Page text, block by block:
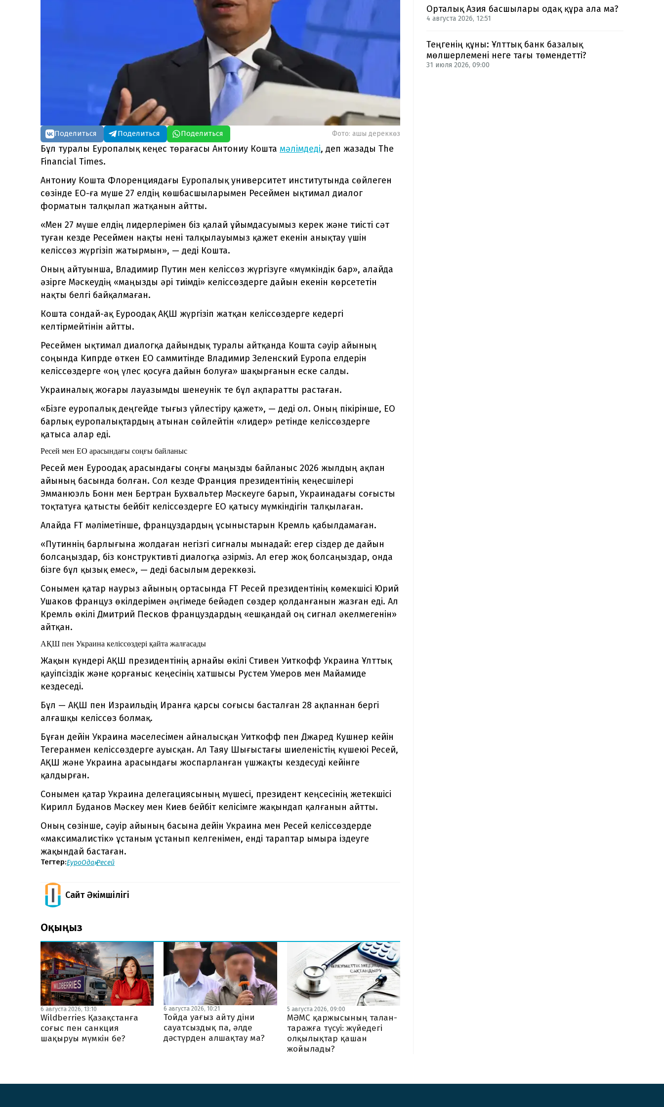
Поделиться Поделиться Поделиться Фото: ашық дереккөз
Бұл туралы Еуропалық кеңес төрағасы Антониу Кошта мәлімдеді, деп жазады The
Financial Times.
Антониу Кошта Флоренциядағы Еуропалық университет институтында сөйлеген
сөзінде ЕО-ға мүше 27 елдің көшбасшыларымен Ресеймен ықтимал диалог
форматын талқылап жатқанын айтты.
«Мен 27 мүше елдің лидерлерімен біз қалай ұйымдасуымыз керек және тиісті сәт
туған кезде Ресеймен нақты нені талқылауымыз қажет екенін анықтау үшін
келіссөз жүргізіп жатырмын», — деді Кошта.
Оның айтуынша, Владимир Путин мен келіссөз жүргізуге «мүмкіндік бар», алайда
әзірге Мәскеудің «маңызды әрі тиімді» келіссөздерге дайын екенін көрсететін
нақты белгі байқалмаған.
Кошта сондай-ақ Еуроодақ АҚШ жүргізіп жатқан келіссөздерге кедергі
келтірмейтінін айтты.
Ресеймен ықтимал диалогқа дайындық туралы айтқанда Кошта сәуір айының
соңында Кипрде өткен ЕО саммитінде Владимир Зеленский Еуропа елдерін
келіссөздерге «оң үлес қосуға дайын болуға» шақырғанын еске салды.
Украиналық жоғары лауазымды шенеунік те бұл ақпаратты растаған.
«Бізге еуропалық деңгейде тығыз үйлестіру қажет», — деді ол. Оның пікірінше, ЕО
барлық еуропалықтардың атынан сөйлейтін «лидер» ретінде келіссөздерге
қатыса алар еді.
Ресей мен ЕО арасындағы соңғы байланыс
Ресей мен Еуроодақ арасындағы соңғы маңызды байланыс 2026 жылдың ақпан
айының басында болған. Сол кезде Франция президентінің кеңесшілері
Эмманюэль Бонн мен Бертран Бухвальтер Мәскеуге барып, Украинадағы соғысты
тоқтатуға қатысты бейбіт келіссөздерге ЕО қатысу мүмкіндігін талқылаған.
Алайда FT мәліметінше, француздардың ұсыныстарын Кремль қабылдамаған.
«Путиннің барлығына жолдаған негізгі сигналы мынадай: егер сіздер де дайын
болсаңыздар, біз конструктивті диалогқа әзірміз. Ал егер жоқ болсаңыздар, онда
бізге бұл қызық емес», — деді басылым дереккөзі.
Сонымен қатар наурыз айының ортасында FT Ресей президентінің көмекшісі Юрий
Ушаков француз өкілдерімен әңгімеде бейәдеп сөздер қолданғанын жазған еді. Ал
Кремль өкілі Дмитрий Песков француздардың «ешқандай оң сигнал әкелмегенін»
айтқан.
АҚШ пен Украина келіссөздері қайта жалғасады
Жақын күндері АҚШ президентінің арнайы өкілі Стивен Уиткофф Украина Ұлттық
қауіпсіздік және қорғаныс кеңесінің хатшысы Рустем Умеров мен Майамиде
кездеседі.
Бұл — АҚШ пен Израильдің Иранға қарсы соғысы басталған 28 ақпаннан бергі
алғашқы келіссөз болмақ.
Бұған дейін Украина мәселесімен айналысқан Уиткофф пен Джаред Кушнер кейін
Тегеранмен келіссөздерге ауысқан. Ал Таяу Шығыстағы шиеленістің күшеюі Ресей,
АҚШ және Украина арасындағы жоспарланған үшжақты кездесуді кейінге
қалдырған.
Сонымен қатар Украина делегациясының мүшесі, президент кеңсесінің жетекшісі
Кирилл Буданов Мәскеу мен Киев бейбіт келісімге жақындап қалғанын айтты.
Оның сөзінше, сәуір айының басына дейін Украина мен Ресей келіссөздерде
«максималистік» ұстаным ұстанып келгенімен, енді тараптар ымыра іздеуге
жақындай бастаған.
Тегтер:ЕуроОдақ Ресей
Сайт Әкімшілігі
Оқыңыз
6 августа 2026, 13:10
Wildberries Қазақстанға
соғыс пен санкция
шақыруы мүмкін бе?
6 августа 2026, 10:21
Тойда уағыз айту діни
сауатсыздық па, әлде
дәстүрден алшақтау ма?
5 августа 2026, 09:00
МӘМС қаржысының талан-
таражға түсуі: жүйедегі
олқылықтар қашан
жойылады?
Орталық Азия басшылары одақ құра ала ма?
4 августа 2026, 12:51
Теңгенің құны: Ұлттық банк базалық
мөлшерлемені неге тағы төмендетті?
31 июля 2026, 09:00